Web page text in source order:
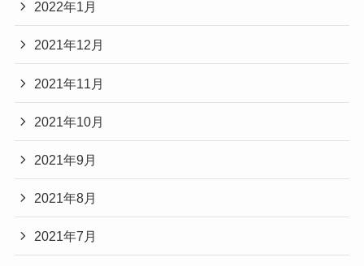
2022年1月
2021年12月
2021年11月
2021年10月
2021年9月
2021年8月
2021年7月